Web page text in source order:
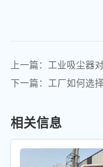
上一篇：工业吸尘器
下一篇：工厂如何选
相关信息